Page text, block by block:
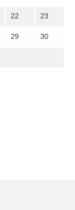
22 23
29 30